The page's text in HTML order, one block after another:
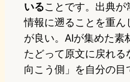
いることです。出典
情報に遡ることを重ん
が良い。AIが集めた素
たどって原文に戻れ
向こう側」を自分の目